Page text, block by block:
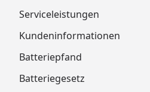
Serviceleistungen
Kundeninformationen
Batteriepfand
Batteriegesetz